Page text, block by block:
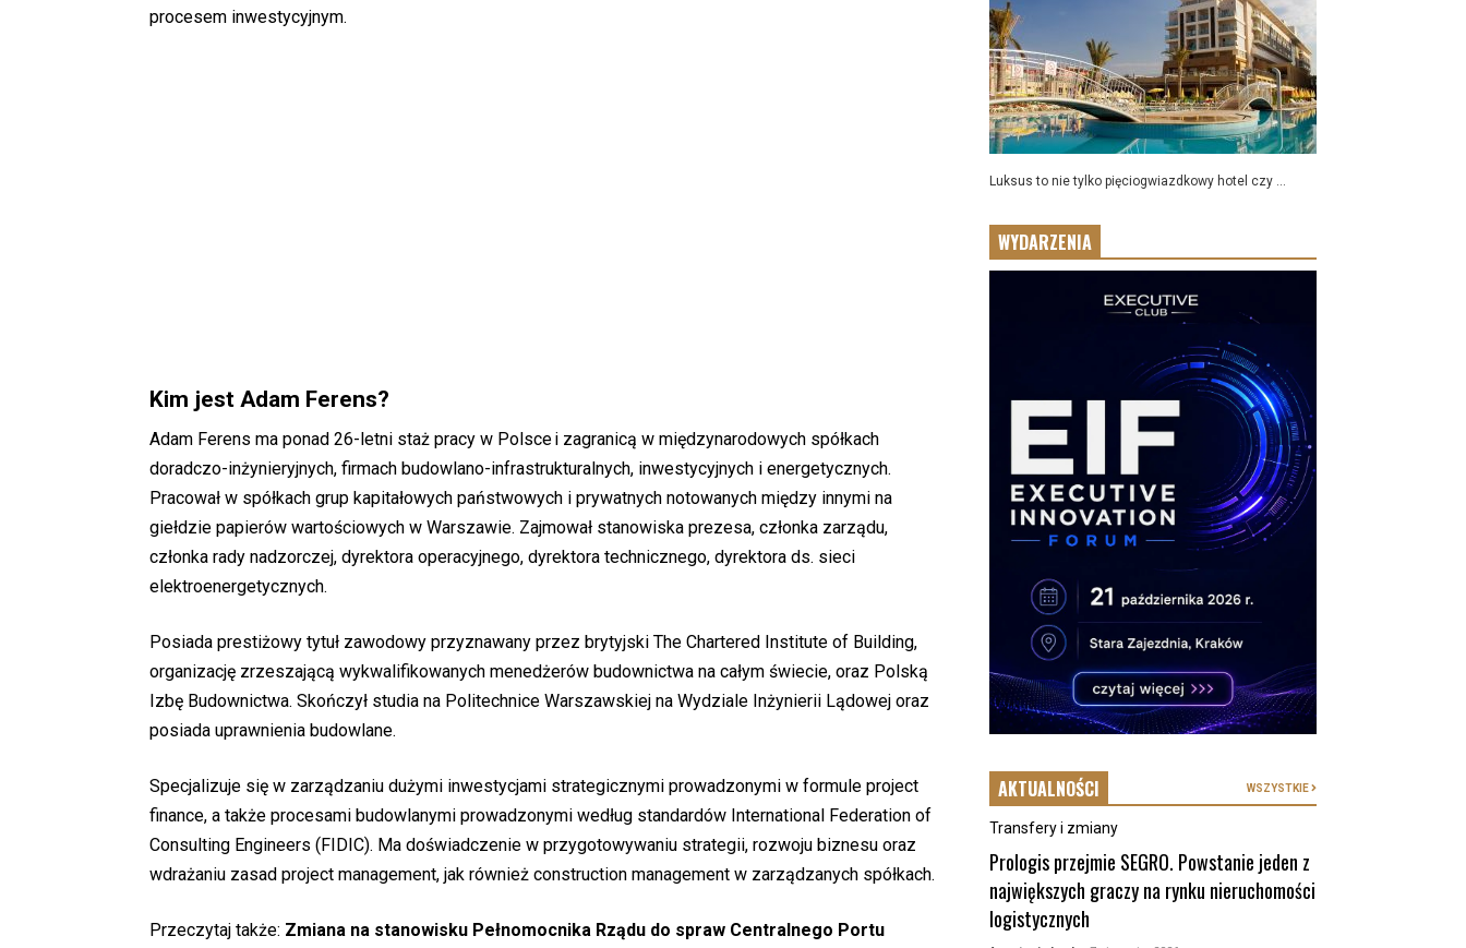
procesem inwestycyjnym.
Kim jest Adam Ferens?
Adam Ferens ma ponad 26-letni staż pracy w Polsce i zagranicą w międzynarodowych spółkach
doradczo-inżynieryjnych, firmach budowlano-infrastrukturalnych, inwestycyjnych i energetycznych.
Pracował w spółkach grup kapitałowych państwowych i prywatnych notowanych między innymi na
giełdzie papierów wartościowych w Warszawie. Zajmował stanowiska prezesa, członka zarządu,
członka rady nadzorczej, dyrektora operacyjnego, dyrektora technicznego, dyrektora ds. sieci
elektroenergetycznych.
Posiada prestiżowy tytuł zawodowy przyznawany przez brytyjski The Chartered Institute of Building,
organizację zrzeszającą wykwalifikowanych menedżerów budownictwa na całym świecie, oraz Polską
Izbę Budownictwa. Skończył studia na Politechnice Warszawskiej na Wydziale Inżynierii Lądowej oraz
posiada uprawnienia budowlane.
Specjalizuje się w zarządzaniu dużymi inwestycjami strategicznymi prowadzonymi w formule project
finance, a także procesami budowlanymi prowadzonymi według standardów International Federation of
Consulting Engineers (FIDIC). Ma doświadczenie w przygotowywaniu strategii, rozwoju biznesu oraz
wdrażaniu zasad project management, jak również construction management w zarządzanych spółkach.
Przeczytaj także: Zmiana na stanowisku Pełnomocnika Rządu do spraw Centralnego Portu
Luksus to nie tylko pięciogwiazdkowy hotel czy ...
WYDARZENIA
AKTUALNOŚCI WSZYSTKIE
Transfery i zmiany
Prologis przejmie SEGRO. Powstanie jeden z
największych graczy na rynku nieruchomości
logistycznych